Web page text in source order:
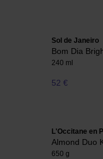
Sol de Janeiro
Bom Dia
240 ml
52 €
L'Occitane en
Almond Duo
650 g